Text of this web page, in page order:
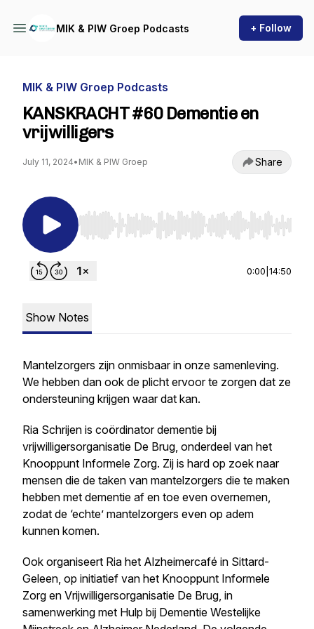
MIK & PIW Groep Podcasts + Follow
MIK & PIW Groep Podcasts
KANSKRACHT #60 Dementie en
vrijwilligers
July 11, 2024• MIK & PIW Groep Share
Use Left/Right to seek, Home/End to jump to
0:00 14:50
Show Notes
Mantelzorgers zijn onmisbaar in onze samenleving.
We hebben dan ook de plicht ervoor te zorgen dat ze
ondersteuning krijgen waar dat kan.
Ria Schrijen is coördinator dementie bij
vrijwilligersorganisatie De Brug, onderdeel van het
Knooppunt Informele Zorg. Zij is hard op zoek naar
mensen die de taken van mantelzorgers die te maken
hebben met dementie af en toe even overnemen,
zodat de ‘echte’ mantelzorgers even op adem
kunnen komen.
Ook organiseert Ria het Alzheimercafé in Sittard-
Geleen, op initiatief van het Knooppunt Informele
Zorg en Vrijwilligersorganisatie De Brug, in
samenwerking met Hulp bij Dementie Westelijke